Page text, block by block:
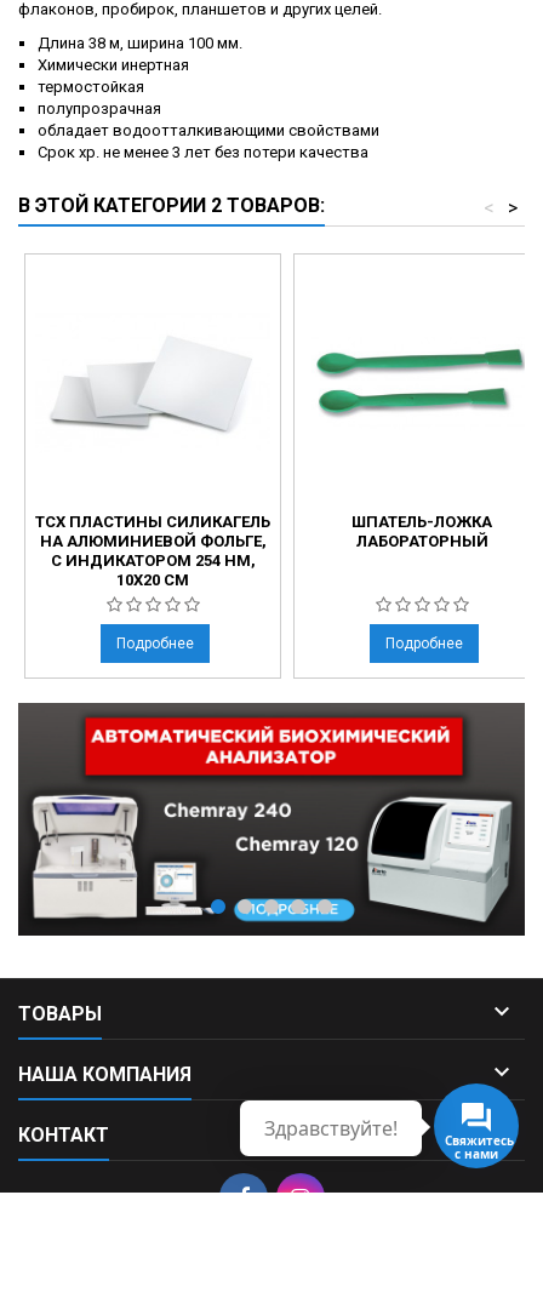
флаконов, пробирок, планшетов и других целей.
Длина 38 м, ширина 100 мм.
Химически инертная
термостойкая
полупрозрачная
обладает водоотталкивающими свойствами
Срок хр. не менее 3 лет без потери качества
В ЭТОЙ КАТЕГОРИИ 2 ТОВАРОВ: >
<
ТСХ ПЛАСТИНЫ СИЛИКАГЕЛЬ
НА АЛЮМИНИЕВОЙ ФОЛЬГЕ,
С ИНДИКАТОРОМ 254 НМ,
10Х20 СМ
Подробнее
ШПАТЕЛЬ-ЛОЖКА
ЛАБОРАТОРНЫЙ
Подробнее
ТОВАРЫ 
НАША КОМПАНИЯ 
КОНТАКТ 
Свяжитесь
с нами
Здравствуйте!